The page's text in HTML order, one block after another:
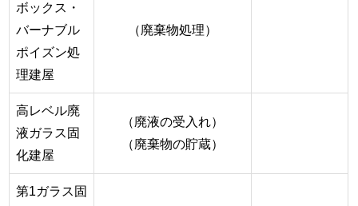
ボックス・
バーナブル
ポイズン処
理建屋
（廃棄物処理）
高レベル廃
液ガラス固
化建屋
（廃液の受入れ）
（廃棄物の貯蔵）
第1ガラス固